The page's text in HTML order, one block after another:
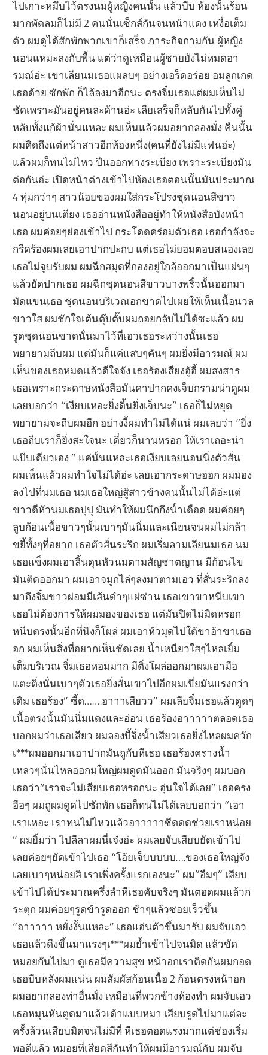
ไปเกาะหมึบไว้ตรงนมผู้หญิงคนนั้น แล้วบีบ ห้องนั้นร้อน
มากพัดลมก็ไม่มี 2 คนนั่นเซ็กส์กันจนหน้าแดง เหงื่อเต็ม
ตัว ผมดูได้สักพักพวกเขาก็เสร็จ ภาระกิจกามกัน ผู้หญิง
นอนแหมะลงกับพื้น แต่ว่าดูเหมือนผู้ชายยังไม่หมดอา
รมณ์อ่ะ เขาเลียนมเธอแผลบๆ อย่างเอร็ดอร่อย อมลูกเกด
เธอด้วย ซักพัก ก็ไล้ลงมาอีกนะ ตรงจิ๋มเธอแต่ผมเห็นไม่
ชัดเพราะมันอยู่คนละด้านอ่ะ เลียเสร็จก็หลับกันไปทั้งคู่
หลับทั้งแก้ผ้านั่นแหละ ผมเห็นแล้วผมอยากลองมั่ง คืนนั้น
ผมคิดถึงแต่หน้าสาวอีกห้องหนึ่ง(คนที่ยังไม่มีแฟนอ่ะ)
แล้วผมก็ทนไม่ไหว ปีนออกทางระเบียง เพราะระเบียงมัน
ต่อกันอ่ะ เปิดหน้าต่างเข้าไปห้องเธอตอนนั้นมันประมาณ
4 ทุ่มกว่าๆ สาวน้อยของผมใส่กระโปรงชุดนอนสีขาว
นอนอยู่บนเตียง เธออ่านหนังสืออยู่ทำให้หนังสือบังหน้า
เธอ ผมค่อยๆย่องเข้าไป กระโดดคร่อมตัวเธอ เธอกำลังจะ
กรีดร้องผมเลยเอาปากปะกบ แต่เธอไม่ยอมตอบสนองเลย
เธอไม่จูบรับผม ผมฉีกสมุดที่กองอยู่ใกล้ออกมาเป็นแผ่นๆ
แล้วยัดปากเธอ ผมฉีกชุดนอนสีขาวบางพริ้วนั้นออกมา
มัดแขนเธอ ชุดนอนบริเวณอกขาดไปเผยให้เห็นเนื้อนวล
ขาวใส ผมชักใจเต้นตุ๊บตั๊บผมถอยกลับไม่ได้ซะแล้ว ผม
รูดชุดนอนขาดนั่นมาไว้ที่เอวเธอระหว่างนั้นเธอ
พยายามถีบผม แต่มันก็แค่แสบๆคันๆ ผมยิ่งมีอารมณ์ ผม
เห็นของเธอหมดเเล้วดีใจจัง เธอร้องเสียงอู้อี้ ผมสงสาร
เธอเพราะกระดาษหนังสือมันคาปากคงเจ็บกรามน่าดูผม
เลยบอกว่า “เงียบเหอะยิ่งดิ้นยิ่งเจ็บนะ” เธอก็ไม่หยุด
พยายามจะถีบผมอีก อย่างงี้ผมทำไม่ได้แน่ ผมเลยว่า “ยิ่ง
เธอถีบเราก็ยิ่งสะใจนะ เดี๋ยวก็นานหรอก ให้เราเถอะน่า
แป๊บเดียวเอง ” แค่นั้นแหละเธอเงียบเลยนอนนิ่งตัวสั่น
ผมเห็นแล้วผมทำใจไม่ได้อ่ะ เลยเอากระดาษออก ผมมอง
ลงไปที่นมเธอ นมเธอใหญ่สู้สาวข้างคนนั้นไม่ได้อ่ะแต่
ขาวดีหัวนมเธอปุปุ มันทำให้ผมนึกถึงน้ำเดือด ผมค่อยๆ
ลูบก้อนเนื้อขาวๆนั้นเบาๆมันนิ่มและเนียนจนผมไม่กล้า
ขยี้ทั้งๆที่อยาก เธอตัวสั่นระริก ผมเริ่มลามเลียนมเธอ นม
เธอแข็งผมเอาลิ้นดุนหัวนมตามสัญชาตญาน มีก้อนไข
มันติดออกมา ผมเอาจมูกไล่ๆลงมาตามเอว ที่สั่นระริกลง
มาถึงจิ๋มขาวผ่อมมีเส้นดำๆแผ่ซ่าน เธอเขาขาหนีบเขา
เธอไม่ต้องการให้ผมมองของเธอ แต่มันปิดไม่มิดหรอก
หนีบตรงนั้นอีกที่นึงก็โผล่ ผมเอาห้วมุดไปใต้ขาอ้าขาเธอ
อก ผมเห็นสิ่งที่อยากเห็นชัดเลย น้ำเหนียวใสๆไหลเยิ้ม
เต็มบริเวณ จิ๋มเธอหอมมาก มีติ่งโผล่ออกมาผมเอามือ
แตะติ่งนั่นเบาๆตัวเธอยิ่งสั่นเขาไปอีกผมเขี่ยมันแรงกว่า
เดิม เธอร้อง” ซี้ด…….อาาาเสียวว” ผมเลียจิ๋มเธอแล้วดูดๆ
เนื้อตรงนั้นมันนิ่มแดงและอ่อน เธอร้องอาาาาาตลอดเธอ
บอกผมว่าเธอเสียว ผมลองบี้จิ่งน้ำเสียวเธอยิ่งไหลผมควัก
เ***ผมออกมาเอาปากมันถูกับหีเธอ เธอร้องครางน้ำ
เหลวๆนั่นไหลออกมใหญ่ผมดูดมันออก มันจริงๆ ผมบอก
เธอว่า”เราจะไม่เสียบเธอหรอกนะ อุ่นใจได้เลย” เธอครง
อือๆ ผมถูผมดูดไปซักพัก เธอก็ทนไม่ได้เลยบอกว่า “เอา
เราเหอะ เราทนไม่ไหวแล้วอาาาาาซีดดดช่วยเราหน่อย
” ผมยิ้มว่า ไปลีลาผมนี่เจ๋งอ่ะ ผมเลยจับเสียบยัดเข้าไป
เลยค่อยๆยัดเข้าไปเธอ “โอ้ยเจ็บบบบบ….ของเธอใหญ่จัง
เลยเบาๆหน่อยสิ เราเพิ่งครั้งแรกเองนะ” ผม”อืมๆ” เสียบ
เข้าไปได้ประมาณครึ่งลำหีเธอคับจริงๆ มันตอดผมแล้วก
ระตุก ผมค่อยๆรูดข้ารูดออก ช้าๆแล้วซอยเร็วขึ้น
“อาาาาา หยั่งงั้นแหละ” เธอแอ่นตัวขึ้นมารับ ผมจับเอว
เธอแล้วดีงขึ้นมาแรงๆเ***ผมย้ำเข้าไปจนมิด แล้วขัด
หมอยกันไปมา ดูเธอมีความสุข หน้าอกเราติดกันผมกอด
เธอบีบหลังผมแน่น ผมสัมผัสก้อนเนื้อ 2 ก้อนตรงหน้าอก
ผมอยากลองท่าอื่นมั่ง เหมือนที่พวกข้างห้องทำ ผมจับเอว
เธอหมุนหันตูดมาแล้วเด้าแบบหมา เสียบรูดไปมาแต่ละ
ครั้งล้วนเสียบมิดจนไม่มีที่ หีเธอตอดแรงมากแต่ช่องเริ่ม
พอดีแล้ว หมอยที่เสียดสีกันทำให้ผมมีอารมณ์กับ ผมจับ